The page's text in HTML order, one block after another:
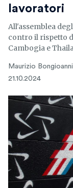
lavoratori
All'assemblea
contro il rispetto
Cambogia e
Maurizio Bongioanni
21.10.2024